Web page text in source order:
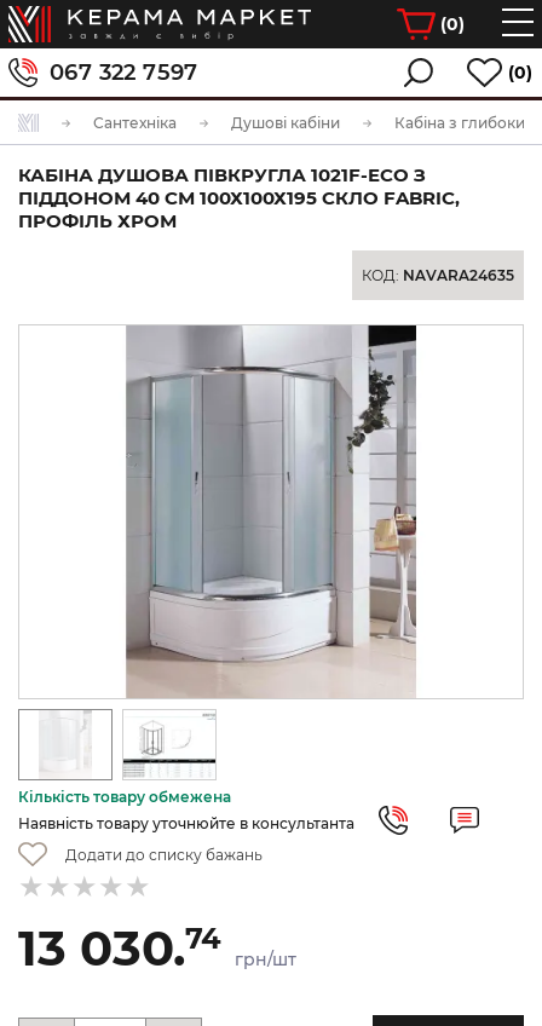
(0)
067 322 7597 (0)
Сантехніка Душові кабіни Кабіна з
КАБІНА ДУШОВА ПІВКРУГЛА 1021F-ECO З
ПІДДОНОМ 40 СМ 100Х100Х195 СКЛО FABRIC,
ПРОФІЛЬ ХРОМ
КОД: NAVARA24635
Кількість товару обмежена
Наявність товару уточнюйте в консультанта
Додати до списку бажань
13 030.74
грн/шт